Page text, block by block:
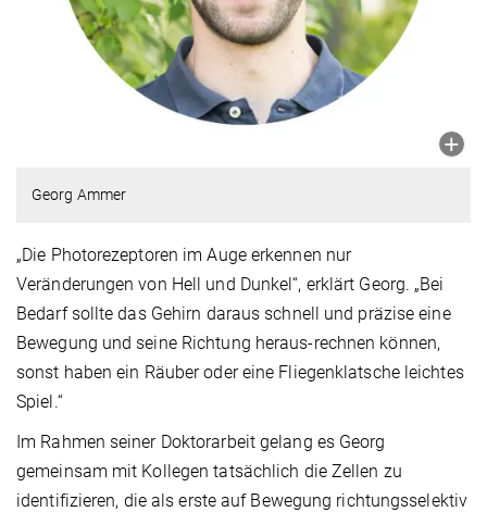
Georg Ammer
„Die Photorezeptoren im Auge erkennen nur
Veränderungen von Hell und Dunkel“, erklärt Georg. „Bei
Bedarf sollte das Gehirn daraus schnell und präzise eine
Bewegung und seine Richtung heraus-rechnen können,
sonst haben ein Räuber oder eine Fliegenklatsche leichtes
Spiel.“
Im Rahmen seiner Doktorarbeit gelang es Georg
gemeinsam mit Kollegen tatsächlich die Zellen zu
identifizieren, die als erste auf Bewegung richtungsselektiv